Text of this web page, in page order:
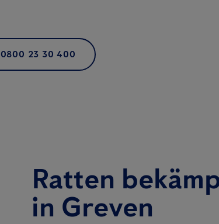
0800 23 30 400
Ratten
in Greven